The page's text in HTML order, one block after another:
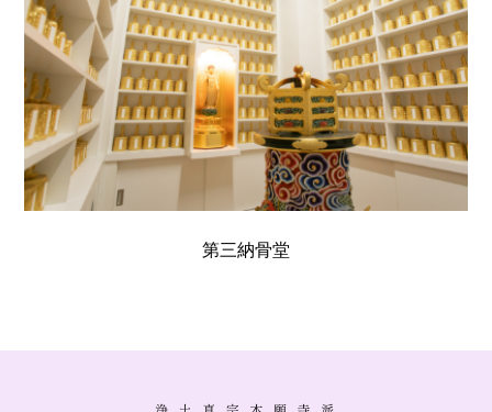
第三納骨堂